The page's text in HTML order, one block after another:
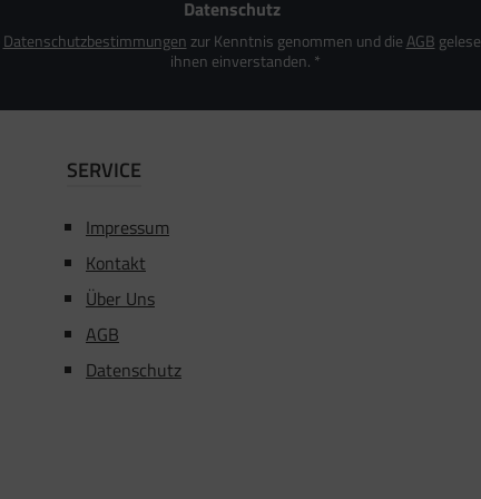
Datenschutz
Datenschutzbestimmungenzur Kenntnis genommen und dieAGB
ihnen einverstanden. *
SERVICE
Impressum
Kontakt
Über Uns
AGB
Datenschutz